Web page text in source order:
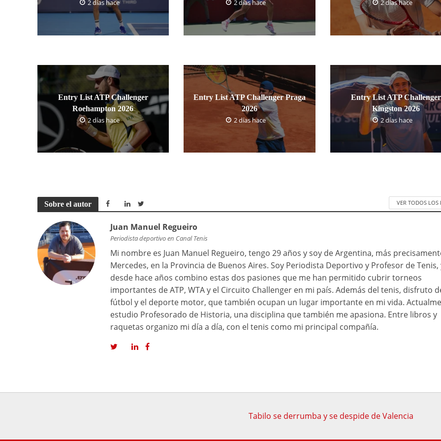
2 días hace 2 días hace 2 días hace
Entry List ATP Challenger
Roehampton 2026
2 días hace
Entry List ATP Challenger Praga
2026
2 días hace
Entry List ATP Challenger
Kingston 2026
2 días hace
Sobre el autor VER TODOS LOS
Juan Manuel Regueiro
Periodista deportivo en Canal Tenis
Mi nombre es Juan Manuel Regueiro, tengo 29 años y soy de Argentina, más
Mercedes, en la Provincia de Buenos Aires. Soy Periodista Deportivo y Profesor de Tenis,
desde hace años combino estas dos pasiones que me han permitido cubrir torneos
importantes de ATP, WTA y el Circuito Challenger en mi país. Además del tenis, disfruto
fútbol y el deporte motor, que también ocupan un lugar importante en mi vida.
estudio Profesorado de Historia, una disciplina que también me apasiona. Entre libros y
raquetas organizo mi día a día, con el tenis como mi principal compañía.
Tabilo se derrumba y se despide de Valencia